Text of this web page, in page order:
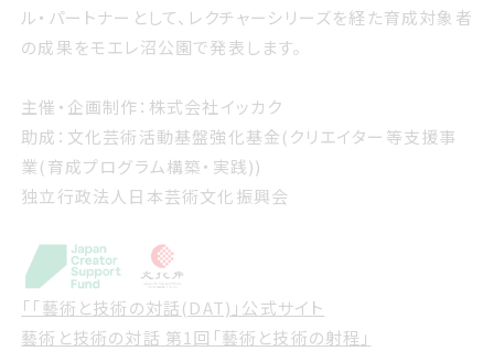
ル・パートナーとして、レクチャーシリーズを経た育成対象者
の成果をモエレ沼公園で発表します。
主催・企画制作：株式会社イッカク
助成：文化芸術活動基盤強化基金(クリエイター等支援事
業(育成プログラム構築・実践))
独立行政法人日本芸術文化振興会
「「藝術と技術の対話(DAT)」公式サイト
藝術と技術の対話 第1回「藝術と技術の射程」